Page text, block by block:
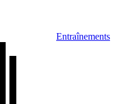
Entraînements